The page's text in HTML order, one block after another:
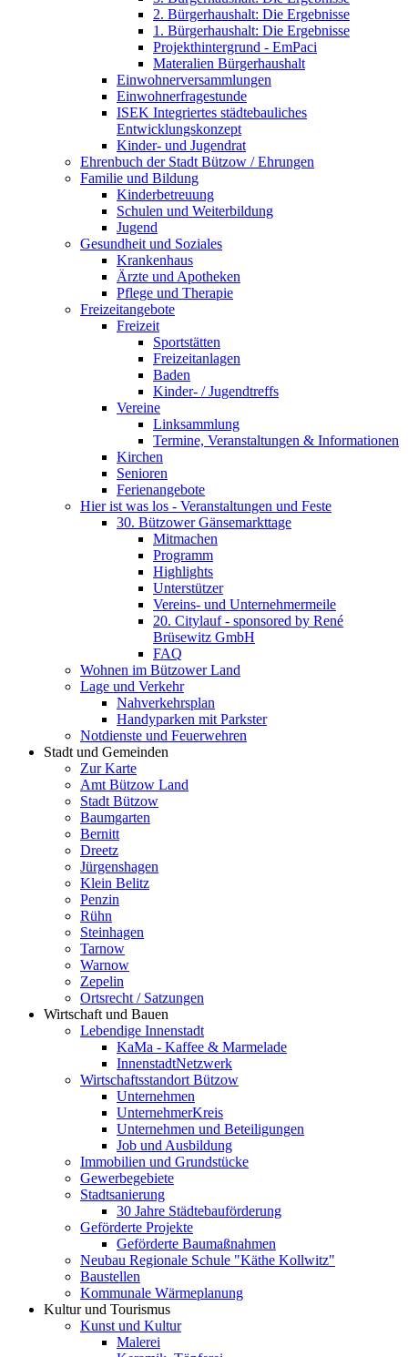
2. Bürgerhaushalt: Die Ergebnisse
1. Bürgerhaushalt: Die Ergebnisse
Projekthintergrund - EmPaci
Materalien Bürgerhaushalt
Einwohnerversammlungen
Einwohnerfragestunde
ISEK Integriertes städtebauliches
Entwicklungskonzept
Kinder- und Jugendrat
Ehrenbuch der Stadt Bützow / Ehrungen
Familie und Bildung
Kinderbetreuung
Schulen und Weiterbildung
Jugend
Gesundheit und Soziales
Krankenhaus
Ärzte und Apotheken
Pflege und Therapie
Freizeitangebote
Freizeit
Sportstätten
Freizeitanlagen
Baden
Kinder- / Jugendtreffs
Vereine
Linksammlung
Termine, Veranstaltungen & Informationen
Kirchen
Senioren
Ferienangebote
Hier ist was los - Veranstaltungen und Feste
30. Bützower Gänsemarkttage
Mitmachen
Programm
Highlights
Unterstützer
Vereins- und Unternehmermeile
20. Citylauf - sponsored by René
Brüsewitz GmbH
FAQ
Wohnen im Bützower Land
Lage und Verkehr
Nahverkehrsplan
Handyparken mit Parkster
Notdienste und Feuerwehren
Stadt und Gemeinden
Zur Karte
Amt Bützow Land
Stadt Bützow
Baumgarten
Bernitt
Dreetz
Jürgenshagen
Klein Belitz
Penzin
Rühn
Steinhagen
Tarnow
Warnow
Zepelin
Ortsrecht / Satzungen
Wirtschaft und Bauen
Lebendige Innenstadt
KaMa - Kaffee & Marmelade
InnenstadtNetzwerk
Wirtschaftsstandort Bützow
Unternehmen
UnternehmerKreis
Unternehmen und Beteiligungen
Job und Ausbildung
Immobilien und Grundstücke
Gewerbegebiete
Stadtsanierung
30 Jahre Städtebauförderung
Geförderte Projekte
Geförderte Baumaßnahmen
Neubau Regionale Schule "Käthe Kollwitz"
Baustellen
Kommunale Wärmeplanung
Kultur und Tourismus
Kunst und Kultur
Malerei